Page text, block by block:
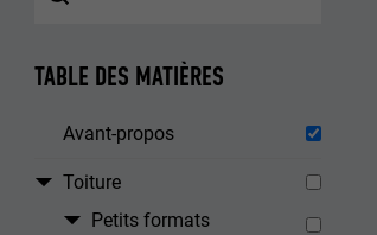
TABLE DES MATIÈRES
Avant-propos
Toiture
Petits formats